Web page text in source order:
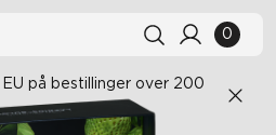
0
på bestillinger over 200